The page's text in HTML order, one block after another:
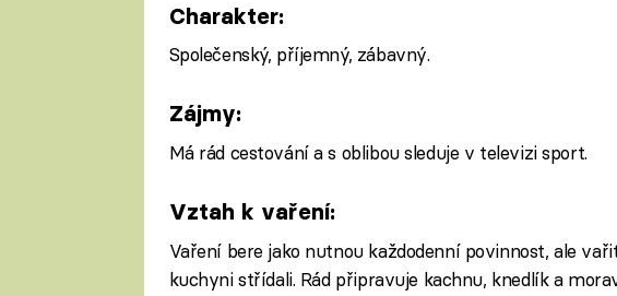
Charakter:
Společenský, příjemný, zábavný.
Zájmy:
Má rád cestování a s oblibou sleduje v televizi sport.
Vztah k vaření:
Vaření bere jako nutnou každodenní povinnost, ale
kuchyni střídali. Rád připravuje kachnu, knedlík a